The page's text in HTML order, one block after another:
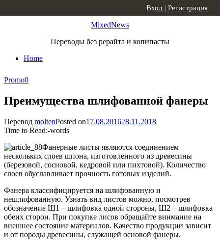
MixedNews
Переводы без рерайта и копипасты
Home
Вход | Регистрация
Promo0
Преимущества шлифованной фанеры
Перевод moltenPosted on17.08.201628.11.2018
Time to Read:-words
Фанерные листы являются соединением
нескольких слоев шпона, изготовленного из древесины
(березовой, сосновой, кедровой или пихтовой). Количество
слоев обуславливает прочность готовых изделий.
Фанера классифицируется на шлифованную и
нешлифованную. Узнать вид листов можно, посмотрев
обозначение Ш1 – шлифовка одной стороны, Ш2 – шлифовка
обеих сторон. При покупке лисов обращайте внимание на
внешнее состояние материалов. Качество продукции зависит
и от породы древесины, служащей основой фанеры.